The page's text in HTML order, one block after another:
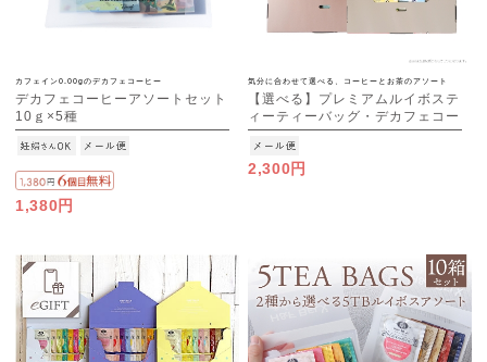
カフェイン0.00gのデカフェコーヒー
デカフェコーヒーアソートセット
10ｇ×5種
[M便 1/1]
1,380円
気分に合わせて選べる、コーヒーとお茶のアソート
【選べる】プレミアムルイボステ
ィーティーバッグ・デカフェコー
ヒー アソート （ON time/OFF
time） [M便 1/1]
2,300円